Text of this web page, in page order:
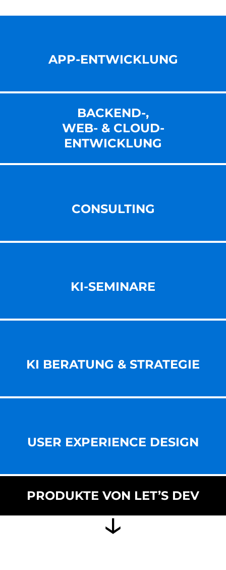
APP-ENTWICKLUNG
BACKEND-,
WEB- & CLOUD-
ENT­WICKLUNG
CONSULTING
KI-SEMINARE
KI BERATUNG & STRATEGIE
USER EXPERIENCE DESIGN
PRODUKTE VON LET’S DEV